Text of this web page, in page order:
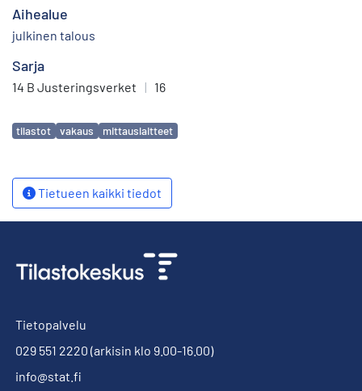
Aihealue
julkinen talous
Sarja
14 B Justeringsverket | 16
Avainsanat
tilastot vakaus mittauslaitteet
Tietueen kaikki tiedot
Tietopalvelu
029 551 2220 (arkisin klo 9.00-16.00)
info@stat.fi